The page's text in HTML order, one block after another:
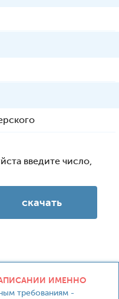
введите число,
ИМЕННО
требованиям -